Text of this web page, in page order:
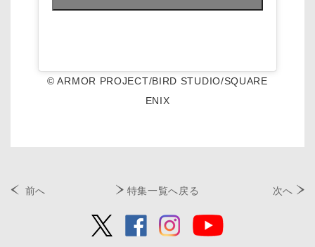
© ARMOR PROJECT/BIRD STUDIO/SQUARE
ENIX
前へ 特集一覧へ戻る 次へ